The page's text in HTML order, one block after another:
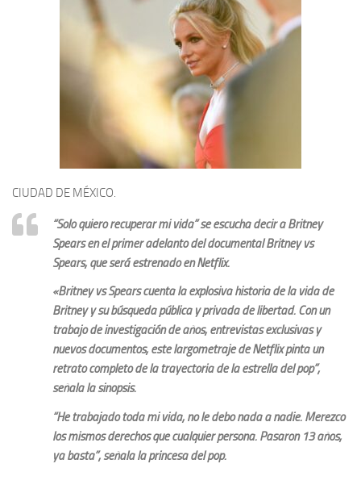
CIUDAD DE MÉXICO.
“Solo quiero recuperar mi vida” se escucha decir a Britney
Spears en el primer adelanto del documental Britney vs
Spears, que será estrenado en Netflix.
«Britney vs Spears cuenta la explosiva historia de la vida de
Britney y su búsqueda pública y privada de libertad. Con un
trabajo de investigación de años, entrevistas exclusivas y
nuevos documentos, este largometraje de Netflix pinta un
retrato completo de la trayectoria de la estrella del pop”,
señala la sinopsis.
“He trabajado toda mi vida, no le debo nada a nadie. Merezco
los mismos derechos que cualquier persona. Pasaron 13 años,
ya basta”, señala la princesa del pop.